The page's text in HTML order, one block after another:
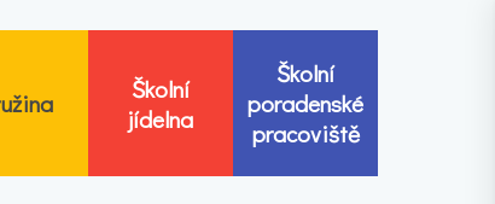
Školní
jídelna
Školní
poradenské
pracoviště